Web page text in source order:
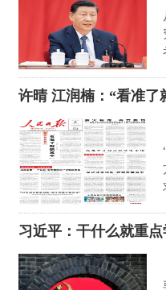
许晴 江润楠：“看准了
习近平：干什么就重